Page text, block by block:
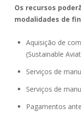
Os recursos
modalidades de
Aquisição de
(Sustainable
Serviços de
Serviços de
Pagamentos